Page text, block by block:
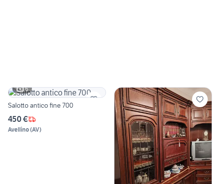
6
Salotto antico fine 700
450 €
Avellino(AV)